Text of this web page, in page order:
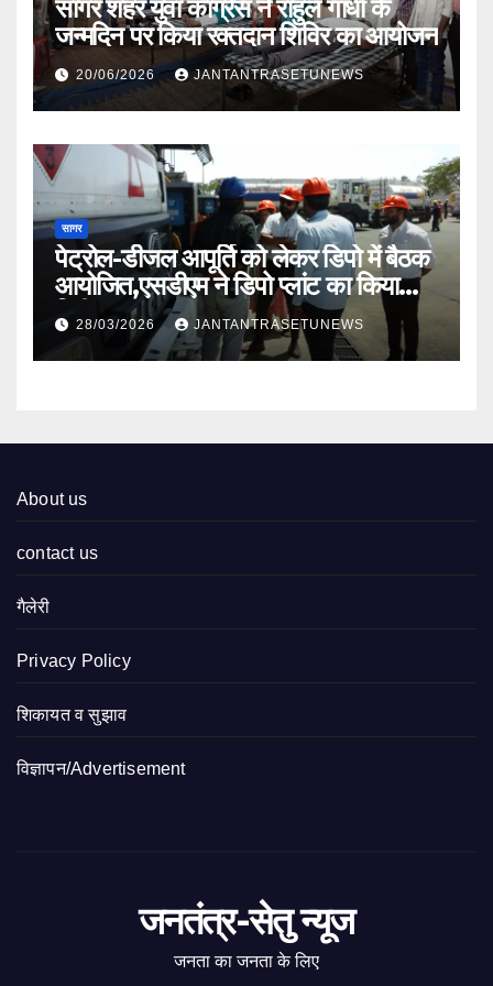
सागर शहर युवा कांग्रेस ने राहुल गांधी के
जन्मदिन पर किया रक्तदान शिविर का आयोजन
20/06/2026 JANTANTRASETUNEWS
सागर
पेट्रोल-डीजल आपूर्ति को लेकर डिपो में बैठक
आयोजित,एसडीएम ने डिपो प्लांट का किया
निरीक्षण
28/03/2026 JANTANTRASETUNEWS
About us
contact us
गैलेरी
Privacy Policy
शिकायत व सुझाव
विज्ञापन/Advertisement
जनतंत्र-सेतु न्यूज
जनता का जनता के लिए